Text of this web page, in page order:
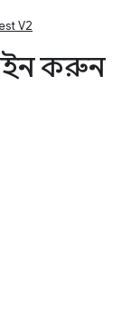
V2
করুন